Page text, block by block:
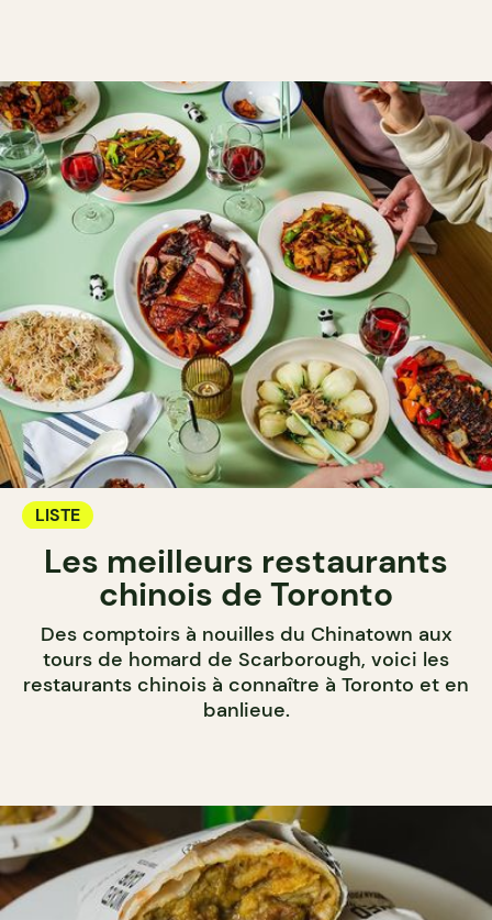
LISTE
Les meilleurs restaurants
chinois de Toronto
Des comptoirs à nouilles du Chinatown aux
tours de homard de Scarborough, voici les
restaurants chinois à connaître à Toronto et en
banlieue.